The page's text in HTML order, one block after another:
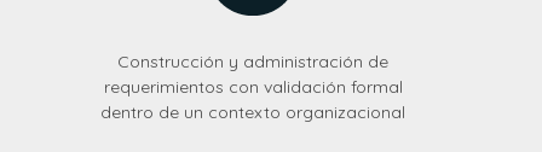
Construcción y administración de
requerimientos con validación formal
dentro de un contexto organizacional